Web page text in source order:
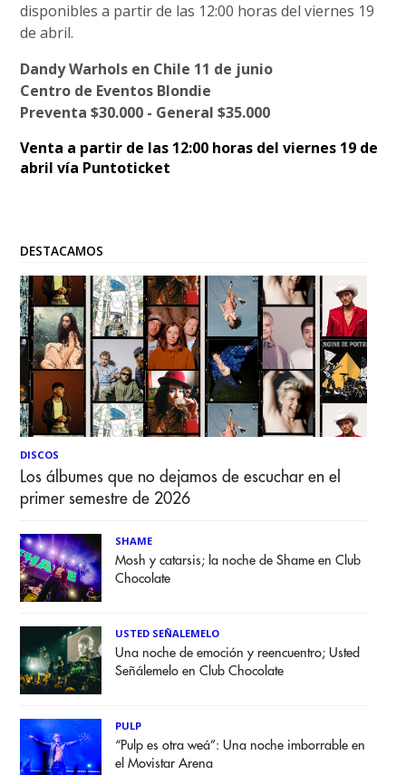
disponibles a partir de las 12:00 horas del viernes 19
de abril.
Dandy Warhols en Chile 11 de junio
Centro de Eventos Blondie
Preventa $30.000 - General $35.000
Venta a partir de las 12:00 horas del viernes 19 de
abril vía Puntoticket
DESTACAMOS
DISCOS
Los álbumes que no dejamos de escuchar en el
primer semestre de 2026
SHAME
Mosh y catarsis; la noche de Shame en Club
Chocolate
USTED SEÑALEMELO
Una noche de emoción y reencuentro; Usted
Señálemelo en Club Chocolate
PULP
“Pulp es otra weá”: Una noche imborrable en
el Movistar Arena